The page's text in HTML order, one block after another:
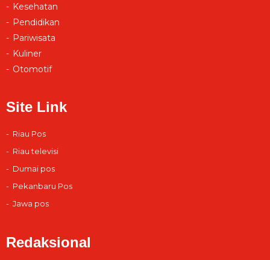
Kesehatan
Pendidikan
Pariwisata
Kuliner
Otomotif
Site Link
Riau Pos
Riau televisi
Dumai pos
Pekanbaru Pos
Jawa pos
Redaksional